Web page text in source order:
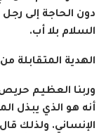
دون الحاجة إلى
السلام بلا أب.
الهدية المتقابلة
وربنا العظيم حريص
أنه هو الذي يبذل
الإنساني. ولذلك